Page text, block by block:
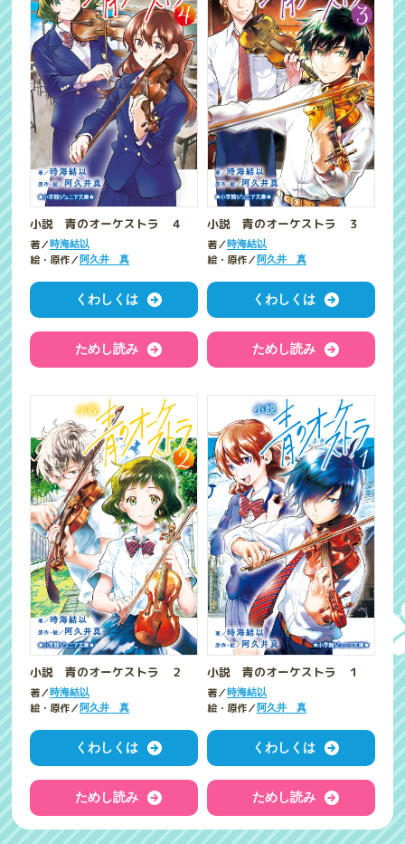
小説 青のオーケストラ ４
著／時海結以
絵・原作／ 阿久井 真
くわしくは
ためし読み
小説 青のオーケストラ ３
著／ 時海結以
絵・原作／ 阿久井 真
くわしくは
ためし読み
小説 青のオーケストラ ２
著／時海結以
絵・原作／阿久井 真
くわしくは
ためし読み
小説 青のオーケストラ １
著／時海結以
絵・原作／阿久井 真
くわしくは
ためし読み